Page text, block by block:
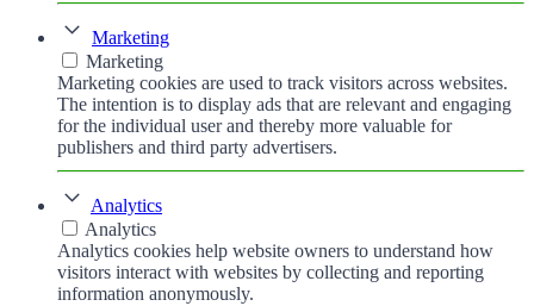
Marketing
Marketing
Marketing cookies are used to track visitors across websites.
The intention is to display ads that are relevant and engaging
for the individual user and thereby more valuable for
publishers and third party advertisers.
Analytics
Analytics
Analytics cookies help website owners to understand how
visitors interact with websites by collecting and reporting
information anonymously.